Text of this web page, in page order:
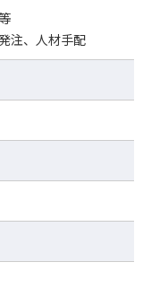
注、人材手配